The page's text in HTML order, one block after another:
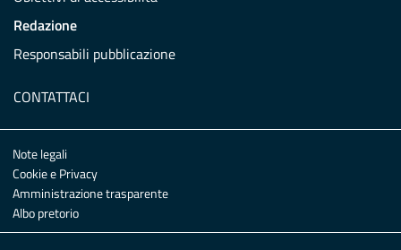
Redazione
Responsabili pubblicazione
CONTATTACI
Note legali
Cookie e Privacy
Amministrazione trasparente
Albo pretorio